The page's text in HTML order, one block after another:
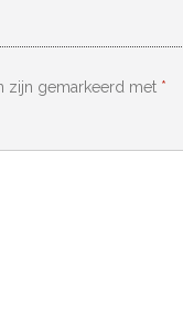
zijn gemarkeerd met *